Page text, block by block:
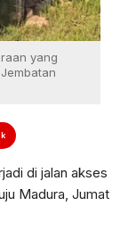
yang
di jalan akses
Madura, Jumat